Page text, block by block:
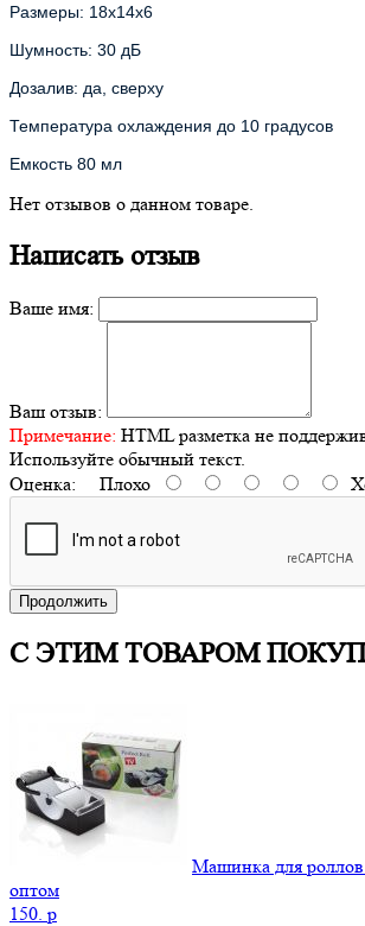
Размеры: 18х14х6
Шумность: 30 дБ
Дозалив: да, сверху
Температура охлаждения до 10 градусов
Емкость 80 мл
Нет отзывов о данном товаре.
Написать отзыв
Ваше имя:
Ваш отзыв:
Примечание: HTML разметка не
Используйте обычный текст.
Оценка: Плохо
Продолжить
С ЭТИМ ТОВАРОМ
Машинка для
оптом
150. p